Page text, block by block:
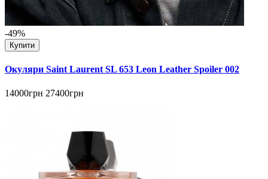
-49%
Купити
Окуляри Saint Laurent SL 653 Leon Leather Spoiler 002
14000грн 27400грн